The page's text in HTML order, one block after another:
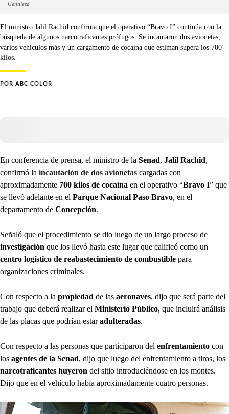
Gentileza
El ministro Jalil Rachid confirma que el operativo “Bravo I” continúa con la
búsqueda de algunos narcotraficantes prófugos. Se incautaron dos avionetas,
varios vehículos más y un cargamento de cocaína que estiman supera los 700
kilos.
POR ABC COLOR
En conferencia de prensa, el ministro de la Senad, Jalil Rachid,
confirmó la incautación de dos avionetas cargadas con
aproximadamente 700 kilos de cocaína en el operativo “Bravo I” que
se llevó adelante en el Parque Nacional Paso Bravo, en el
departamento de Concepción.
Señaló que el procedimiento se dio luego de un largo proceso de
investigación que los llevó hasta este lugar que calificó como un
centro logístico de reabastecimiento de combustible para
organizaciones criminales.
Con respecto a la propiedad de las aeronaves, dijo que será parte del
trabajo que deberá realizar el Ministerio Público, que incluirá análisis
de las placas que podrían estaradulteradas.
Con respecto a las personas que participaron del enfrentamiento con
los agentes de la Senad, dijo que luego del enfrentamiento a tiros, los
narcotraficantes huyeron del sitio introduciéndose en los montes.
Dijo que en el vehículo había aproximadamente cuatro personas.